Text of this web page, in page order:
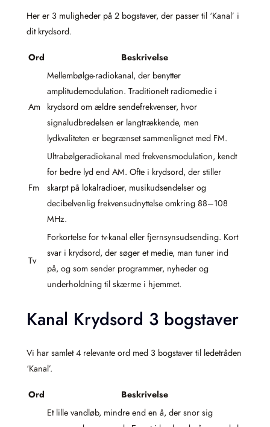
Her er 3 muligheder på 2 bogstaver, der passer til ‘Kanal’ i
dit krydsord.
Ord Beskrivelse
Am
Mellembølge-radiokanal, der benytter
amplitudemodulation. Traditionelt radiomedie i
krydsord om ældre sendefrekvenser, hvor
signaludbredelsen er langtrækkende, men
lydkvaliteten er begrænset sammenlignet med FM.
Fm
Ultrabølgeradiokanal med frekvensmodulation, kendt
for bedre lyd end AM. Ofte i krydsord, der stiller
skarpt på lokalradioer, musikudsendelser og
decibelvenlig frekvensudnyttelse omkring 88–108
MHz.
Tv
Forkortelse for tv-kanal eller fjernsynsudsending. Kort
svar i krydsord, der søger et medie, man tuner ind
på, og som sender programmer, nyheder og
underholdning til skærme i hjemmet.
Kanal Krydsord 3 bogstaver
Vi har samlet 4 relevante ord med 3 bogstaver til ledetråden
‘Kanal’.
Ord
Beskrivelse
Et lille vandløb, mindre end en å, der snor sig